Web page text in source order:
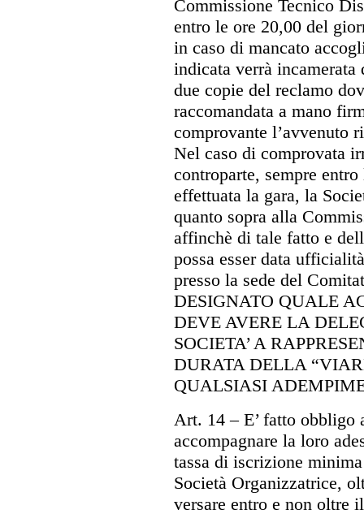
Commissione Tecnico
entro le ore 20,00 del
in caso di mancato
indicata verrà
due copie del reclamo
raccomandata a mano
comprovante l’avvenuto
Nel caso di comprovata
controparte, sempre
effettuata la gara, la
quanto sopra alla
affinchè di tale fatto e
possa esser data
presso la sede del
DESIGNATO QUALE
DEVE AVERE LA
SOCIETA’ A
DURATA DELLA
QUALSIASI
Art. 14 – E’ fatto obbligo
accompagnare la loro
tassa di iscrizione
Società Organizzatrice,
versare entro e non oltre